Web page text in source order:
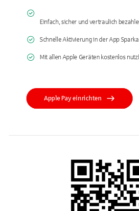
Einfach, sicher und vertraulich
Schnelle Aktivierung in der App
Mit allen Apple Geräten kostenlos
Apple Pay einrichten